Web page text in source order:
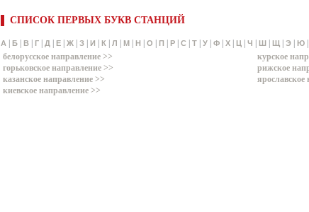
СПИСОК ПЕРВЫХ БУКВ СТАНЦИЙ
А Б В Г Д Е Ж З И К Л М Н О П Р С Т У Ф Х Ц Ч Ш Щ Э Ю
белорусское направление >>
горьковское направление >>
казанское направление >>
киевское направление >>
курское
рижское
ярославское